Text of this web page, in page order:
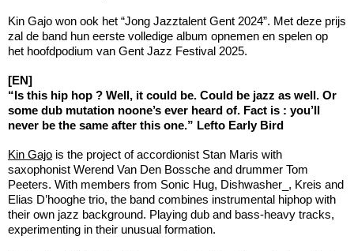
Kin Gajo won ook het “Jong Jazztalent Gent 2024”. Met deze prijs
zal de band hun eerste volledige album opnemen en spelen op
het hoofdpodium van Gent Jazz Festival 2025.
[EN]
“Is this hip hop ? Well, it could be. Could be jazz as well. Or
some dub mutation noone’s ever heard of. Fact is : you’ll
never be the same after this one.” Lefto Early Bird
Kin Gajo is the project of accordionist Stan Maris with
saxophonist Werend Van Den Bossche and drummer Tom
Peeters. With members from Sonic Hug, Dishwasher_, Kreis and
Elias D’hooghe trio, the band combines instrumental hiphop with
their own jazz background. Playing dub and bass-heavy tracks,
experimenting in their unusual formation.